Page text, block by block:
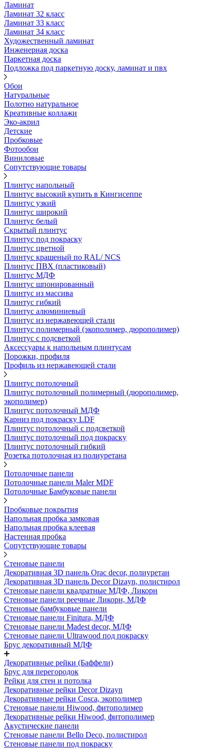
Ламинат
Ламинат 32 класс
Ламинат 33 класс
Ламинат 34 класс
Художественный ламинат
Инженерная доска
Паркетная доска
Подложка под паркетную доску, ламинат и пвх
Обои
Натуральные
Полотно натуральное
Креативные коллажи
Эко-акрил
Детские
Пробковые
Фотообои
Виниловые
Сопутствующие товары
Плинтус напольный
Плинтус высокий купить в Кингисеппе
Плинтус узкий
Плинтус широкий
Плинтус белый
Скрытый плинтус
Плинтус под покраску
Плинтус цветной
Плинтус крашеный по RAL/ NCS
Плинтус ПВХ (пластиковый)
Плинтус МДФ
Плинтус шпонированный
Плинтус из массива
Плинтус гибкий
Плинтус алюминиевый
Плинтус из нержавеющей стали
Плинтус полимерный (экополимер, дюрополимер)
Плинтус с подсветкой
Аксессуары к напольным плинтусам
Порожки, профиля
Профиль из нержавеющей стали
Плинтус потолочный
Плинтус потолочный полимерный (дюрополимер,
экополимер)
Плинтус потолочный МДФ
Карниз под покраску LDF
Плинтус потолочный с подсветкой
Плинтус потолочный под покраску
Плинтус потолочный гибкий
Розетка потолочная из полиуретана
Потолочные панели
Потолочные панели Maler MDF
Потолочные Бамбуковые панели
Пробковые покрытия
Напольная пробка замковая
Напольная пробка клеевая
Настенная пробка
Сопутствующие товары
Стеновые панели
Декоративная 3D панель Orac decor, полиуретан
Декоративная 3D панель Decor Dizayn, полистирол
Стеновые панели квадратные МДФ, Ликорн
Стеновые панели реечные Ликорн, МДФ
Стеновые бамбуковые панели
Стеновые панели Finitura, МДФ
Стеновые панели Madest decor, МДФ
Стеновые панели Ultrawood под покраску
Брус декоративный МДФ
Декоративные рейки (Баффели)
Брус для перегородок
Рейки для стен и потолка
Декоративные рейки Decor Dizayn
Декоративные рейки Cosca, экополимер
Стеновые панели Hiwood, фитополимер
Декоративные рейки Hiwood, фитополимер
Акустические панели
Стеновые панели Bello Deco, полистирол
Стеновые панели под покраску